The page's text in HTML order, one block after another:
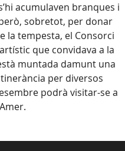
acumulaven branques i
sobretot, per donar
la tempesta, el Consorci
que convidava a la
muntada damunt una
per diversos
podrà visitar-se a